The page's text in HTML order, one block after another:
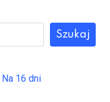
Szukaj
Na 16 dni